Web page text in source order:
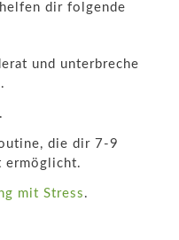
dir folgende
und unterbreche
die dir 7-9
ermöglicht.
mit Stress.